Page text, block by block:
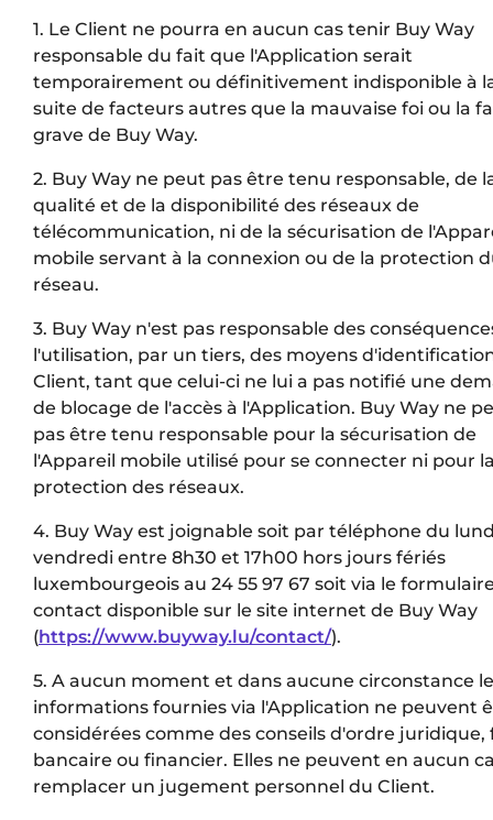
1. Le Client ne pourra en aucun cas tenir Buy Way
responsable du fait que l'Application serait
temporairement ou définitivement indisponible à
suite de facteurs autres que la mauvaise foi ou la
grave de Buy Way.
2. Buy Way ne peut pas être tenu responsable, de
qualité et de la disponibilité des réseaux de
télécommunication, ni de la sécurisation de
mobile servant à la connexion ou de la protection
réseau.
3. Buy Way n'est pas responsable des
l'utilisation, par un tiers, des moyens
Client, tant que celui-ci ne lui a pas notifié une
de blocage de l'accès à l'Application. Buy Way ne
pas être tenu responsable pour la sécurisation de
l'Appareil mobile utilisé pour se connecter ni pour
protection des réseaux.
4. Buy Way est joignable soit par téléphone du
vendredi entre 8h30 et 17h00 hors jours fériés
luxembourgeois au 24 55 97 67 soit via le
contact disponible sur le site internet de Buy Way
(https://www.buyway.lu/contact/).
5. A aucun moment et dans aucune circonstance
informations fournies via l'Application ne peuvent
considérées comme des conseils d'ordre juridique,
bancaire ou financier. Elles ne peuvent en aucun
remplacer un jugement personnel du Client.